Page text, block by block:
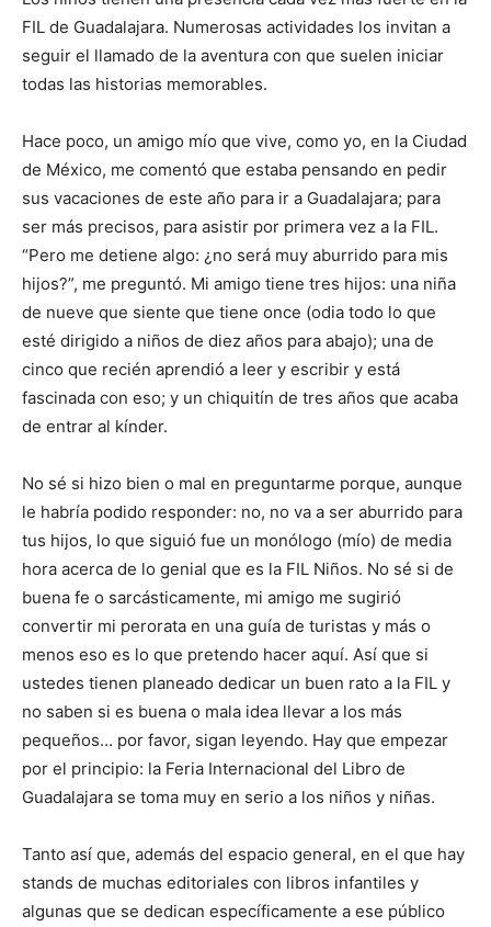
FIL de Guadalajara. Numerosas actividades los invitan a
seguir el llamado de la aventura con que suelen iniciar
todas las historias memorables.
Hace poco, un amigo mío que vive, como yo, en la Ciudad
de México, me comentó que estaba pensando en pedir
sus vacaciones de este año para ir a Guadalajara; para
ser más precisos, para asistir por primera vez a la FIL.
“Pero me detiene algo: ¿no será muy aburrido para mis
hijos?”, me preguntó. Mi amigo tiene tres hijos: una niña
de nueve que siente que tiene once (odia todo lo que
esté dirigido a niños de diez años para abajo); una de
cinco que recién aprendió a leer y escribir y está
fascinada con eso; y un chiquitín de tres años que acaba
de entrar al kínder.
No sé si hizo bien o mal en preguntarme porque, aunque
le habría podido responder: no, no va a ser aburrido para
tus hijos, lo que siguió fue un monólogo (mío) de media
hora acerca de lo genial que es la FIL Niños. No sé si de
buena fe o sarcásticamente, mi amigo me sugirió
convertir mi perorata en una guía de turistas y más o
menos eso es lo que pretendo hacer aquí. Así que si
ustedes tienen planeado dedicar un buen rato a la FIL y
no saben si es buena o mala idea llevar a los más
pequeños… por favor, sigan leyendo. Hay que empezar
por el principio: la Feria Internacional del Libro de
Guadalajara se toma muy en serio a los niños y niñas.
Tanto así que, además del espacio general, en el que hay
stands de muchas editoriales con libros infantiles y
algunas que se dedican específicamente a ese público